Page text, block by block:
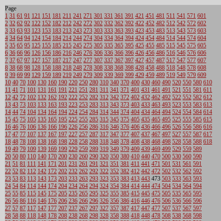
Page
1 31 61 91 121 151 181 211 241 271 301 331 361 391 421 451 481 511 541 571 601
2 32 62 92 122 152 182 212 242 272 302 332 362 392 422 452 482 512 542 572 602
3 33 63 93 123 153 183 213 243 273 303 333 363 393 423 453 483 513 543 573 603
4 34 64 94 124 154 184 214 244 274 304 334 364 394 424 454 484 514 544 574 604
5 35 65 95 125 155 185 215 245 275 305 335 365 395 425 455 485 515 545 575 605
6 36 66 96 126 156 186 216 246 276 306 336 366 396 426 456 486 516 546 576 606
7 37 67 97 127 157 187 217 247 277 307 337 367 397 427 457 487 517 547 577 607
8 38 68 98 128 158 188 218 248 278 308 338 368 398 428 458 488 518 548 578 608
9 39 69 99 129 159 189 219 249 279 309 339 369 399 429 459 489 519 549 579 609
10 40 70 100 130 160 190 220 250 280 310 340 370 400 430 460 490 520 550 580 610
11 41 71 101 131 161 191 221 251 281 311 341 371 401 431 461 491 521 551 581 611
12 42 72 102 132 162 192 222 252 282 312 342 372 402 432 462 492 522 552 582 612
13 43 73 103 133 163 193 223 253 283 313 343 373 403 433 463 493 523 553 583 613
14 44 74 104 134 164 194 224 254 284 314 344 374 404 434 464 494 524 554 584 614
15 45 75 105 135 165 195 225 255 285 315 345 375 405 435 465 495 525 555 585 615
16 46 76 106 136 166 196 226 256 286 316 346 376 406 436 466 496 526 556 586 616
17 47 77 107 137 167 197 227 257 287 317 347 377 407 437 467 497 527 557 587 617
18 48 78 108 138 168 198 228 258 288 318 348 378 408 438 468 498 528 558 588 618
19 49 79 109 139 169 199 229 259 289 319 349 379 409 439 469 499 529 559 589
20 50 80 110 140 170 200 230 260 290 320 350 380 410 440 470 500 530 560 590
21 51 81 111 141 171 201 231 261 291 321 351 381 411 441 471 501 531 561 591
22 52 82 112 142 172 202 232 262 292 322 352 382 412 442 472 502 532 562 592
23 53 83 113 143 173 203 233 263 293 323 353 383 413 443 473 503 533 563 593
24 54 84 114 144 174 204 234 264 294 324 354 384 414 444 474 504 534 564 594
25 55 85 115 145 175 205 235 265 295 325 355 385 415 445 475 505 535 565 595
26 56 86 116 146 176 206 236 266 296 326 356 386 416 446 476 506 536 566 596
27 57 87 117 147 177 207 237 267 297 327 357 387 417 447 477 507 537 567 597
28 58 88 118 148 178 208 238 268 298 328 358 388 418 448 478 508 538 568 598